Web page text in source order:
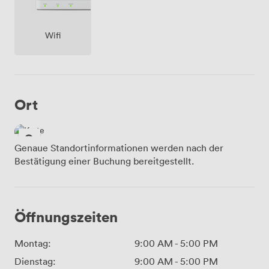
Wifi
Ort
Genaue Standortinformationen werden nach der
Bestätigung einer Buchung bereitgestellt.
Öffnungszeiten
Montag: 9:00 AM - 5:00 PM
Dienstag:
9:00 AM - 5:00 PM